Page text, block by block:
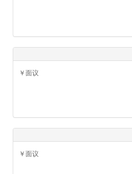
￥面议
￥面议
￥面议
￥面议